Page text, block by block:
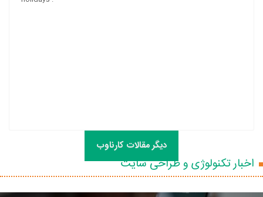
دیگر مقالات کارناوب
اخبار تکنولوژی و طراحی سایت